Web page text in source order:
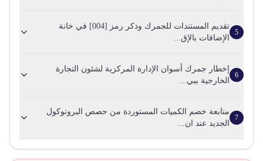
5
تقديم المستندات للجمرك وذكر رمز [004] في خانة
الإضافات بالإق...
6
إخطار جمرك أسوان الإدارة المركزية لشئون التجارة
الخارجية ببي...
7
متابعة خصم الكميات المستوردة من حصص البروتوكول
الجديد عند ان...